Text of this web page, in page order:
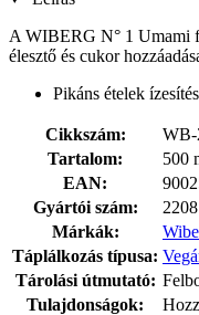
A WIBERG N° 1 Umami
élesztő és cukor
Pikáns ételek
Cikkszám:
WB-
Tartalom:
500
EAN:
Gyártói szám:
Márkák:
Táplálkozás típusa:
Tárolási útmutató:
Tulajdonságok: